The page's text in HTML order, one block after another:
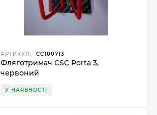
АРТИКУЛ: CC100713
Фляготримач CSC Porta 3,
червоний
У НАЯВНОСТІ